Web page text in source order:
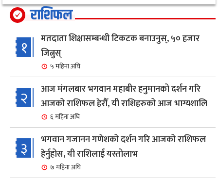
राशिफल
१
मतदाता शिक्षासम्बन्धी टिकटक बनाउनुस्, ५० हजार
जित्नुस्
५ महिना अघि
२
आज मंगलबार भगवान महाबीर हनुमानको दर्शन गरि
आजको राशिफल हेरौँ, यी राशिहरुको आज भाग्यशालि
६ महिना अघि
३
भगवान गजानन गणेशको दर्शन गरि आजको राशिफल
हेर्नुहोस, यी राशिलाई यस्तोलाभ
७ महिना अघि